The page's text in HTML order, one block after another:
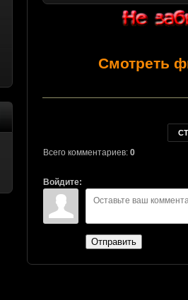
Смотреть
Всего комментариев: 0
Войдите:
Отправить